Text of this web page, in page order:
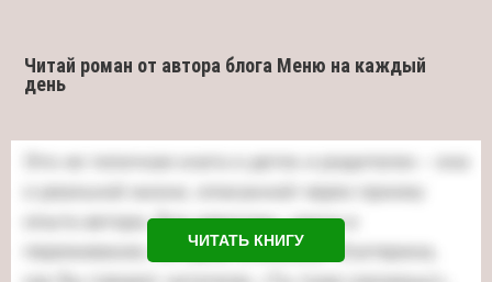
Читай роман от автора блога Меню на каждый
день
ЧИТАТЬ КНИГУ